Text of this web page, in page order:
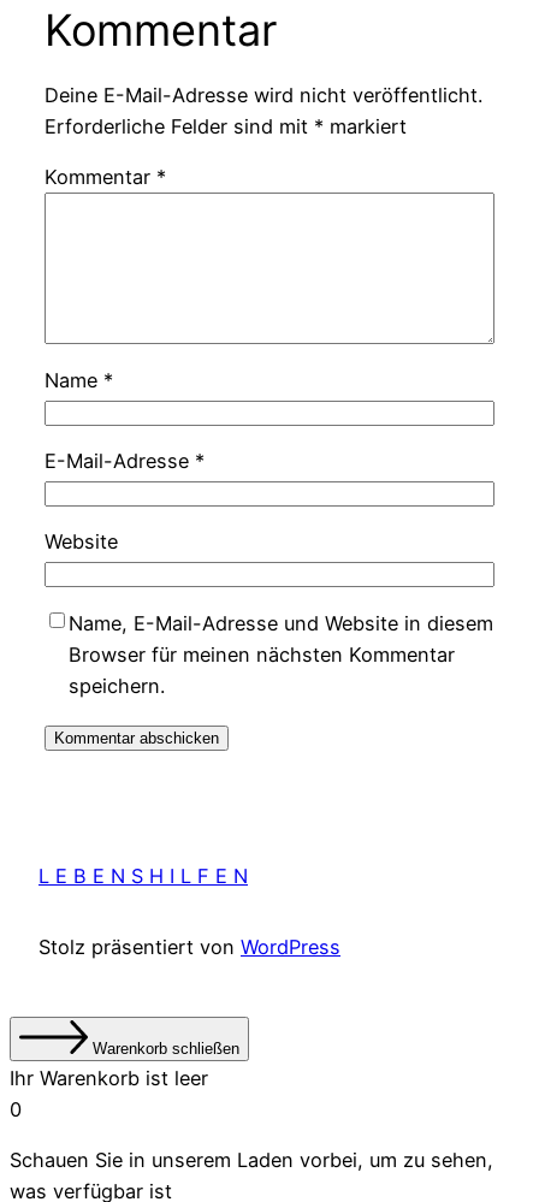
Kommentar
Deine E-Mail-Adresse wird nicht veröffentlicht.
Erforderliche Felder sind mit * markiert
Kommentar *
Name *
E-Mail-Adresse *
Website
Name, E-Mail-Adresse und Website in diesem
Browser für meinen nächsten Kommentar
speichern.
L E B E N S H I L F E N
Stolz präsentiert von WordPress
Warenkorb schließen
Ihr Warenkorb ist leer
0
Schauen Sie in unserem Laden vorbei, um zu sehen,
was verfügbar ist